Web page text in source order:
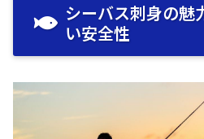
シーバス刺身の魅
い安全性